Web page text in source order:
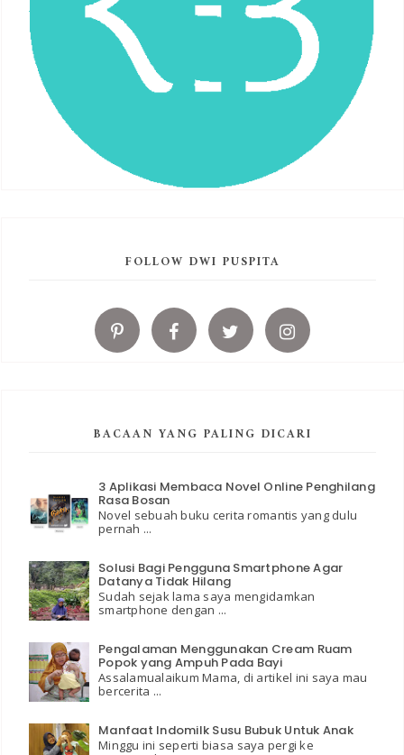
FOLLOW DWI PUSPITA
BACAAN YANG PALING DICARI
3 Aplikasi Membaca Novel Online Penghilang
Rasa Bosan
Novel sebuah buku cerita romantis yang dulu
pernah ...
Solusi Bagi Pengguna Smartphone Agar
Datanya Tidak Hilang
Sudah sejak lama saya mengidamkan
smartphone dengan ...
Pengalaman Menggunakan Cream Ruam
Popok yang Ampuh Pada Bayi
Assalamualaikum Mama, di artikel ini saya mau
bercerita ...
Manfaat Indomilk Susu Bubuk Untuk Anak
Minggu ini seperti biasa saya pergi ke